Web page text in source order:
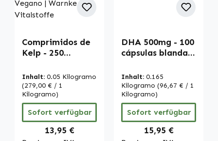
Comprimidos de
Kelp - 250
con 200µg de
Yodo - para
Tiroides, Energía,
Piel y mucho más
- Alta
Concentración y
Vegano | Warnke
Inhalt: 0.05 Kilogramo
(279,00 € / 1
Kilogramo)
Sofort verfügbar
Regulärer Preis:
13,95 €
DHA 500mg - 100
cápsulas blandas
presión arterial |
Warnke
Vitalstoffe
Inhalt: 0.165
Kilogramo (96,67 € / 1
Kilogramo)
Sofort verfügbar
Regulärer Preis:
15,95 €